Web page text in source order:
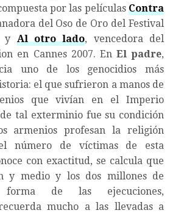
por las películas Contra
del Oso de Oro del Festival
y Al otro lado, vencedora del
en Cannes 2007. En El padre,
uno de los genocidios más
el que sufrieron a manos de
que vivían en el Imperio
tal exterminio fue su condición
armenios profesan la religión
número de víctimas de esta
con exactitud, se calcula que
y medio y los dos millones de
de las ejecuciones,
mucho a las llevadas a